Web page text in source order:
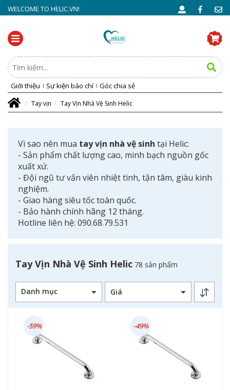
WELCOME TO HELIC.VN!
Giới thiệu Sự kiện báo chí Góc chia sẻ
Tay vịn Tay Vịn Nhà Vệ Sinh Helic
Vì sao nên mua tay vịn nhà vệ sinh tại Helic:
- Sản phẩm chất lượng cao, minh bạch nguồn gốc
xuất xứ.
- Đội ngũ tư vấn viên nhiệt tình, tận tâm, giàu kinh
nghiệm.
- Giao hàng siêu tốc toàn quốc.
- Bảo hành chính hãng 12 tháng.
Hotline liên hệ: 090.68.79.531
Tay Vịn Nhà Vệ Sinh Helic 78 sản phẩm
Danh mục
-59% -49%